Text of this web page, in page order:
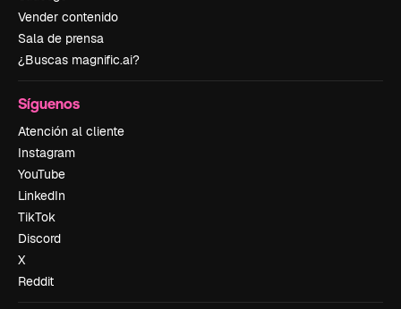
Vender contenido
Sala de prensa
¿Buscas magnific.ai?
Síguenos
Atención al cliente
Instagram
YouTube
LinkedIn
TikTok
Discord
X
Reddit